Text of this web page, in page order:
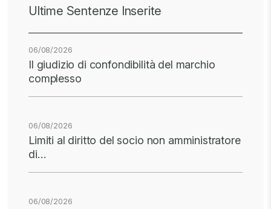
Ultime Sentenze Inserite
06/08/2026
Il giudizio di confondibilità del marchio
complesso
06/08/2026
Limiti al diritto del socio non amministratore
di…
06/08/2026